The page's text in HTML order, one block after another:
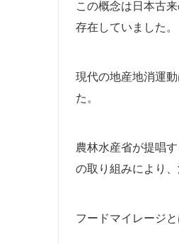
この概念は日本古
存在していました。
現代の地産地消運
た。
農林水産省が提唱
の取り組みにより
フードマイレージ